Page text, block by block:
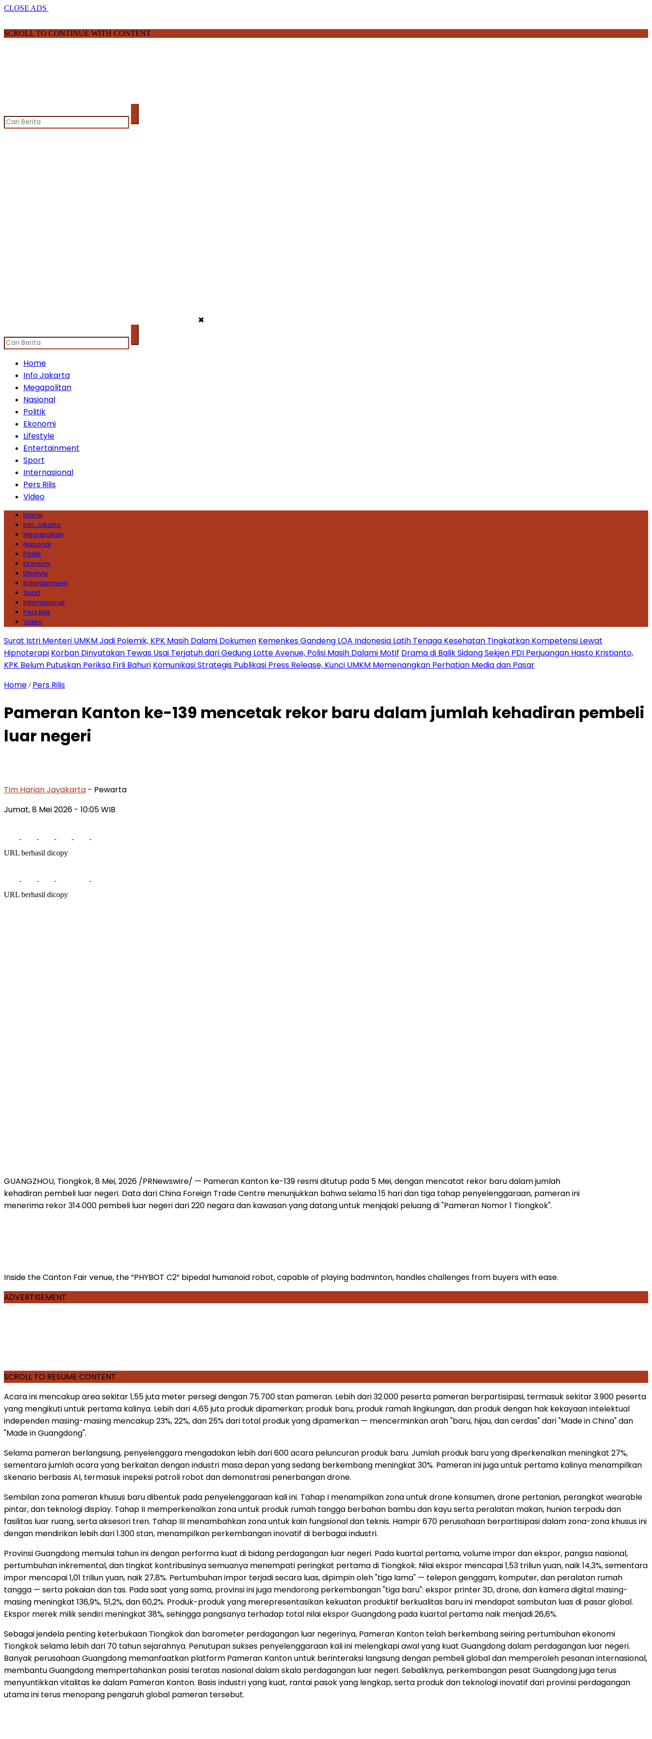
CLOSE ADS
SCROLL TO CONTINUE WITH CONTENT
✖
Home
Info Jakarta
Megapolitan
Nasional
Politik
Ekonomi
Lifestyle
Entertainment
Sport
Internasional
Pers Rilis
Video
Home
Info Jakarta
Megapolitan
Nasional
Politik
Ekonomi
Lifestyle
Entertainment
Sport
Internasional
Pers Rilis
Video
Surat Istri Menteri UMKM Jadi Polemik, KPK Masih Dalami Dokumen Kemenkes Gandeng LOA Indonesia Latih Tenaga Kesehatan Tingkatkan Kompetensi Lewat
Hipnoterapi Korban Dinyatakan Tewas Usai Terjatuh dari Gedung Lotte Avenue, Polisi Masih Dalami Motif Drama di Balik Sidang Sekjen PDI Perjuangan Hasto Kristianto,
KPK Belum Putuskan Periksa Firli Bahuri Komunikasi Strategis Publikasi Press Release, Kunci UMKM Memenangkan Perhatian Media dan Pasar
Home / Pers Rilis
Pameran Kanton ke-139 mencetak rekor baru dalam jumlah kehadiran pembeli
luar negeri
Tim Harian Jayakarta - Pewarta
Jumat, 8 Mei 2026 - 10:05 WIB
URL berhasil dicopy
URL berhasil dicopy
GUANGZHOU, Tiongkok,8 Mei, 2026 /PRNewswire/ — Pameran Kanton ke-139 resmi ditutup pada 5 Mei, dengan mencatat rekor baru dalam jumlah
kehadiran pembeli luar negeri. Data dari China Foreign Trade Centre menunjukkan bahwa selama 15 hari dan tiga tahap penyelenggaraan, pameran ini
menerima rekor 314.000 pembeli luar negeri dari 220 negara dan kawasan yang datang untuk menjajaki peluang di "Pameran Nomor 1 Tiongkok".
Inside the Canton Fair venue, the “PHYBOT C2” bipedal humanoid robot, capable of playing badminton, handles challenges from buyers with ease.
ADVERTISEMENT
SCROLL TO RESUME CONTENT
Acara ini mencakup area sekitar 1,55 juta meter persegi dengan 75.700 stan pameran. Lebih dari 32.000 peserta pameran berpartisipasi, termasuk sekitar 3.900 peserta
yang mengikuti untuk pertama kalinya. Lebih dari 4,65 juta produk dipamerkan; produk baru, produk ramah lingkungan, dan produk dengan hak kekayaan intelektual
independen masing-masing mencakup 23%, 22%, dan 25% dari total produk yang dipamerkan — mencerminkan arah "baru, hijau, dan cerdas" dari "Made in China" dan
"Made in Guangdong".
Selama pameran berlangsung, penyelenggara mengadakan lebih dari 600 acara peluncuran produk baru. Jumlah produk baru yang diperkenalkan meningkat 27%,
sementara jumlah acara yang berkaitan dengan industri masa depan yang sedang berkembang meningkat 30%. Pameran ini juga untuk pertama kalinya menampilkan
skenario berbasis AI, termasuk inspeksi patroli robot dan demonstrasi penerbangan drone.
Sembilan zona pameran khusus baru dibentuk pada penyelenggaraan kali ini. Tahap I menampilkan zona untuk drone konsumen, drone pertanian, perangkat wearable
pintar, dan teknologi display. Tahap II memperkenalkan zona untuk produk rumah tangga berbahan bambu dan kayu serta peralatan makan, hunian terpadu dan
fasilitas luar ruang, serta aksesori tren. Tahap III menambahkan zona untuk kain fungsional dan teknis. Hampir 670 perusahaan berpartisipasi dalam zona-zona khusus ini
dengan mendirikan lebih dari 1.300 stan, menampilkan perkembangan inovatif di berbagai industri.
Provinsi Guangdong memulai tahun ini dengan performa kuat di bidang perdagangan luar negeri. Pada kuartal pertama, volume impor dan ekspor, pangsa nasional,
pertumbuhan inkremental, dan tingkat kontribusinya semuanya menempati peringkat pertama di Tiongkok. Nilai ekspor mencapai 1,53 triliun yuan, naik 14,3%, sementara
impor mencapai 1,01 triliun yuan, naik 27,8%. Pertumbuhan impor terjadi secara luas, dipimpin oleh "tiga lama" — telepon genggam, komputer, dan peralatan rumah
tangga — serta pakaian dan tas. Pada saat yang sama, provinsi ini juga mendorong perkembangan "tiga baru": ekspor printer 3D, drone, dan kamera digital masing-
masing meningkat 136,9%, 51,2%, dan 60,2%. Produk-produk yang merepresentasikan kekuatan produktif berkualitas baru ini mendapat sambutan luas di pasar global.
Ekspor merek milik sendiri meningkat 38%, sehingga pangsanya terhadap total nilai ekspor Guangdong pada kuartal pertama naik menjadi 26,6%.
Sebagai jendela penting keterbukaan Tiongkok dan barometer perdagangan luar negerinya, Pameran Kanton telah berkembang seiring pertumbuhan ekonomi
Tiongkok selama lebih dari 70 tahun sejarahnya. Penutupan sukses penyelenggaraan kali ini melengkapi awal yang kuat Guangdong dalam perdagangan luar negeri.
Banyak perusahaan Guangdong memanfaatkan platform Pameran Kanton untuk berinteraksi langsung dengan pembeli global dan memperoleh pesanan internasional,
membantu Guangdong mempertahankan posisi teratas nasional dalam skala perdagangan luar negeri. Sebaliknya, perkembangan pesat Guangdong juga terus
menyuntikkan vitalitas ke dalam Pameran Kanton. Basis industri yang kuat, rantai pasok yang lengkap, serta produk dan teknologi inovatif dari provinsi perdagangan
utama ini terus menopang pengaruh global pameran tersebut.